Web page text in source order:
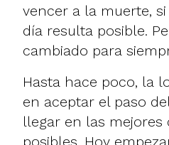
vencer a la muerte,
día resulta posible.
cambiado para
Hasta hace poco, la
en aceptar el paso
llegar en las mejores
posibles. Hoy